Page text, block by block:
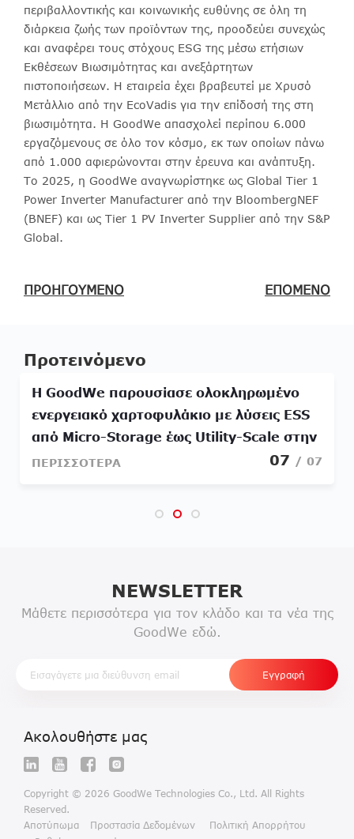
περιβαλλοντικής και κοινωνικής ευθύνης σε όλη τη
διάρκεια ζωής των προϊόντων της, προοδεύει συνεχώς
και αναφέρει τους στόχους ESG της μέσω ετήσιων
Εκθέσεων Βιωσιμότητας και ανεξάρτητων
πιστοποιήσεων. Η εταιρεία έχει βραβευτεί με Χρυσό
Μετάλλιο από την EcoVadis για την επίδοσή της στη
βιωσιμότητα. Η GoodWe απασχολεί περίπου 6.000
εργαζόμενους σε όλο τον κόσμο, εκ των οποίων πάνω
από 1.000 αφιερώνονται στην έρευνα και ανάπτυξη.
Το 2025, η GoodWe αναγνωρίστηκε ως Global Tier 1
Power Inverter Manufacturer από την BloombergNEF
(BNEF) και ως Tier 1 PV Inverter Supplier από την S&P
Global.
ΠΡΟΗΓΟΥΜΕΝΟ ΕΠΟΜΕΝΟ
Προτεινόμενο
Η GoodWe παρουσίασε ολοκληρωμένο
ενεργειακό χαρτοφυλάκιο με λύσεις ESS
από Micro-Storage έως Utility-Scale στην
Intersolar 2026
ΠΕΡΙΣΣΟΤΕΡΑ 07 / 07
NEWSLETTER
Μάθετε περισσότερα για τον κλάδο και τα νέα της
GoodWe εδώ.
Ακολουθήστε μας
Copyright © 2026 GoodWe Technologies Co., Ltd. All Rights
Reserved.
Αποτύπωμα
Προστασία Δεδομένων
Πολιτική Απορρήτου